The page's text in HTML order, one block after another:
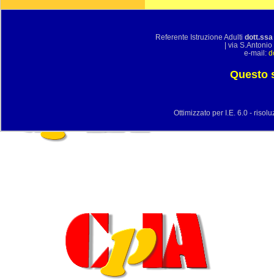
Referente Istruzione Adulti dott.ssa
| via
e-mail:
Questo
Ottimizzato per I.E. 6.0 -